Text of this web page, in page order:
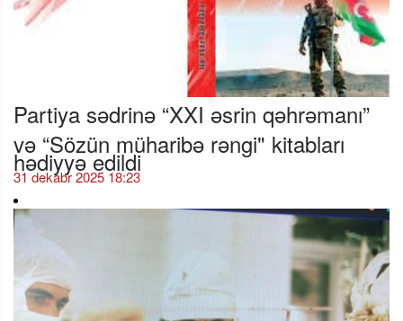
Partiya sədrinə “XXI əsrin qəhrəmanı”
və “Sözün müharibə rəngi" kitabları
hədiyyə edildi
31 dekabr 2025 18:23